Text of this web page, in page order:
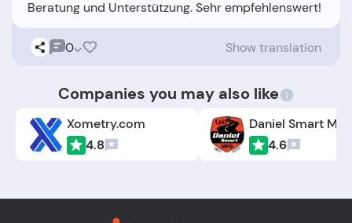
0 Show translation
Companies you may also like
Xometry.com
4.8
4.6